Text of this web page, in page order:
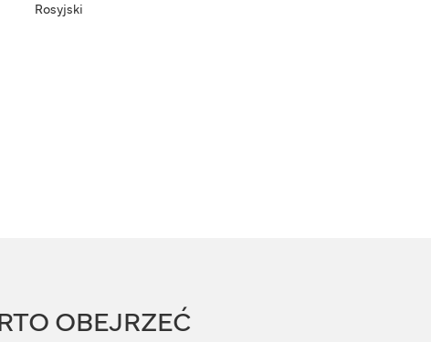
Rosyjski
OBEJRZEĆ